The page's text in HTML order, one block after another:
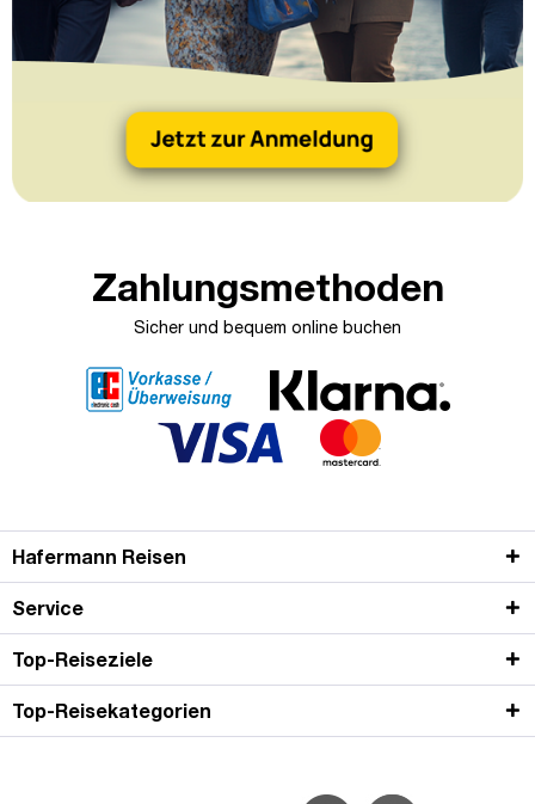
Zahlungsmethoden
Sicher und bequem online buchen
Hafermann Reisen
Service
Top-Reiseziele
Top-Reisekategorien